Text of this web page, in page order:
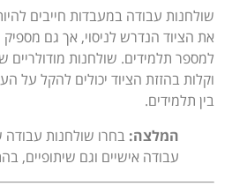
שולחנות עבודה במעבדות חייבים
את הציוד הנדרש לניסוי, אך גם
למספר תלמידים. שולחנות
וקלות בהזזת הציוד יכולים להקל על
בין תלמידים.
המלצה: בחרו שולחנות עבודה
עבודה אישיים וגם שיתופיים,